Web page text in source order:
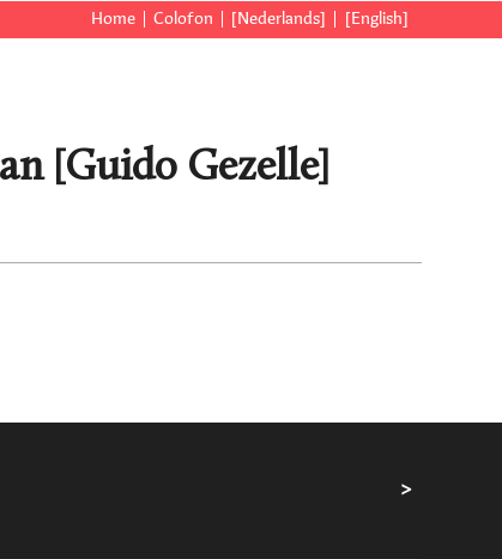
Home Colofon [Nederlands] [English]
[Guido Gezelle]
>